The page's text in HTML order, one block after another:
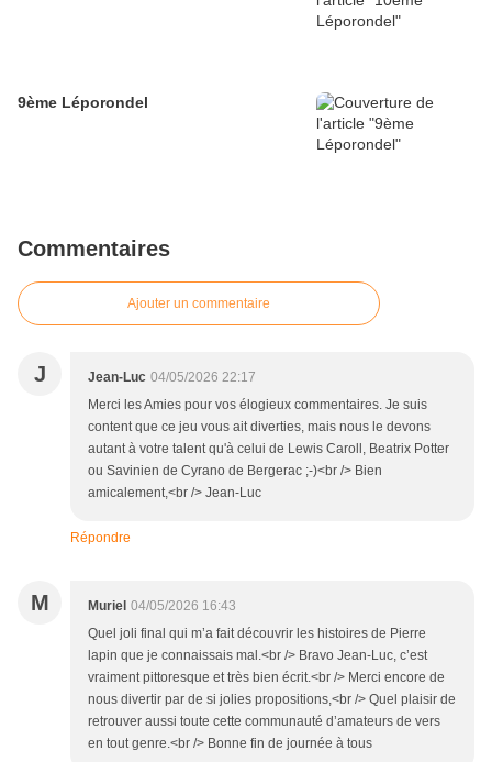
9ème Léporondel
Commentaires
Ajouter un commentaire
J Jean-Luc 04/05/2026 22:17
Merci les Amies pour vos élogieux commentaires. Je suis
content que ce jeu vous ait diverties, mais nous le devons
autant à votre talent qu'à celui de Lewis Caroll, Beatrix Potter
ou Savinien de Cyrano de Bergerac ;-)<br /> Bien
amicalement,<br /> Jean-Luc
Répondre
M Muriel 04/05/2026 16:43
Quel joli final qui m’a fait découvrir les histoires de Pierre
lapin que je connaissais mal.<br /> Bravo Jean-Luc, c’est
vraiment pittoresque et très bien écrit.<br /> Merci encore de
nous divertir par de si jolies propositions,<br /> Quel plaisir de
retrouver aussi toute cette communauté d’amateurs de vers
en tout genre.<br /> Bonne fin de journée à tous